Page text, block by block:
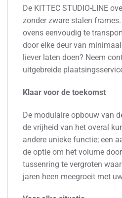
De KITTEC STUDIO-LINE
zonder zware stalen
ovens eenvoudig te
door elke deur van
liever laten doen? Neem
uitgebreide
Klaar voor de toekomst
De modulaire opbouw van
de vrijheid van het overal
andere unieke functie; een
de optie om het volume
tussenring te vergroten
jaren heen meegroeit met